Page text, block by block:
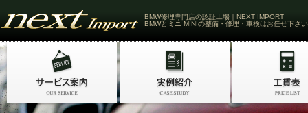
BMW修理専門店の認証工場｜NEXT IMPORT
BMWとミニ MINIの整備・修理・車検はお任せ下さい